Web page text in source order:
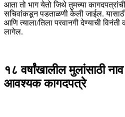
आता तो भाग येतो जिथे तुमच्या
सचिवांकडून पडताळणी केली जाईल.
आणि त्याला/तिला परवानगी देण्याची
लागेल.
१८ वर्षांखालील मुलांसाठी
आवश्यक कागदपत्रे